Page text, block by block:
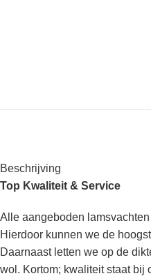
Beschrijving
Top Kwaliteit & Service
Alle aangeboden
Hierdoor kunnen we de
Daarnaast letten we op de
wol. Kortom; kwaliteit staat bij